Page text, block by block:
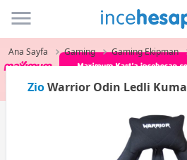
Incehesap
Ana Sayfa Gaming Gaming Ekipman
ZioWarrior Odin Ledli